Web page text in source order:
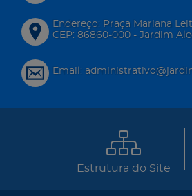
Endereço: Praça Mariana
CEP: 86860-000 - Jardim
Email:
Estrutura do Site